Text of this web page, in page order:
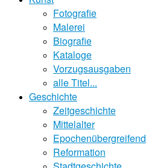
Fotografie
Malerei
Biografie
Kataloge
Vorzugsausgaben
alle Titel...
Geschichte
Zeitgeschichte
Mittelalter
Epochenübergreifend
Reformation